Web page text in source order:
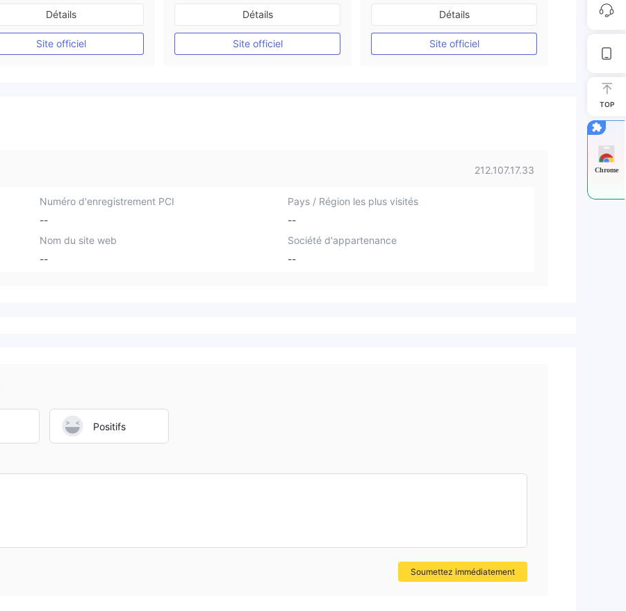
Réglementation de Australie
Market Making (MM)
Etiquette principale MT4
Détails
Site officiel
Réglementation de Australie
Market Making (MM)
Auto-recherche
Détails
Site officiel
Réglementation de Australie
Market Making (MM)
Etiquette principale MT4
Détails
Site officiel
212.107.17.33
Numéro d'enregistrement PCI
--
Pays / Région les plus visités
--
Nom du site web
--
Société d'appartenance
--
Positifs
Soumettez immédiatement
TOP
Chrome